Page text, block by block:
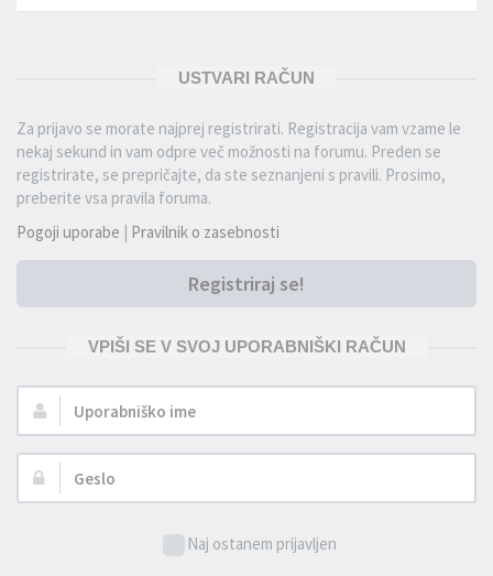
USTVARI RAČUN
Za prijavo se morate najprej registrirati. Registracija vam vzame le
nekaj sekund in vam odpre več možnosti na forumu. Preden se
registrirate, se prepričajte, da ste seznanjeni s pravili. Prosimo,
preberite vsa pravila foruma.
Pogoji uporabe | Pravilnik o zasebnosti
Registriraj se!
VPIŠI SE V SVOJ UPORABNIŠKI RAČUN
Uporabniško
ime:
Geslo:
Naj ostanem prijavljen